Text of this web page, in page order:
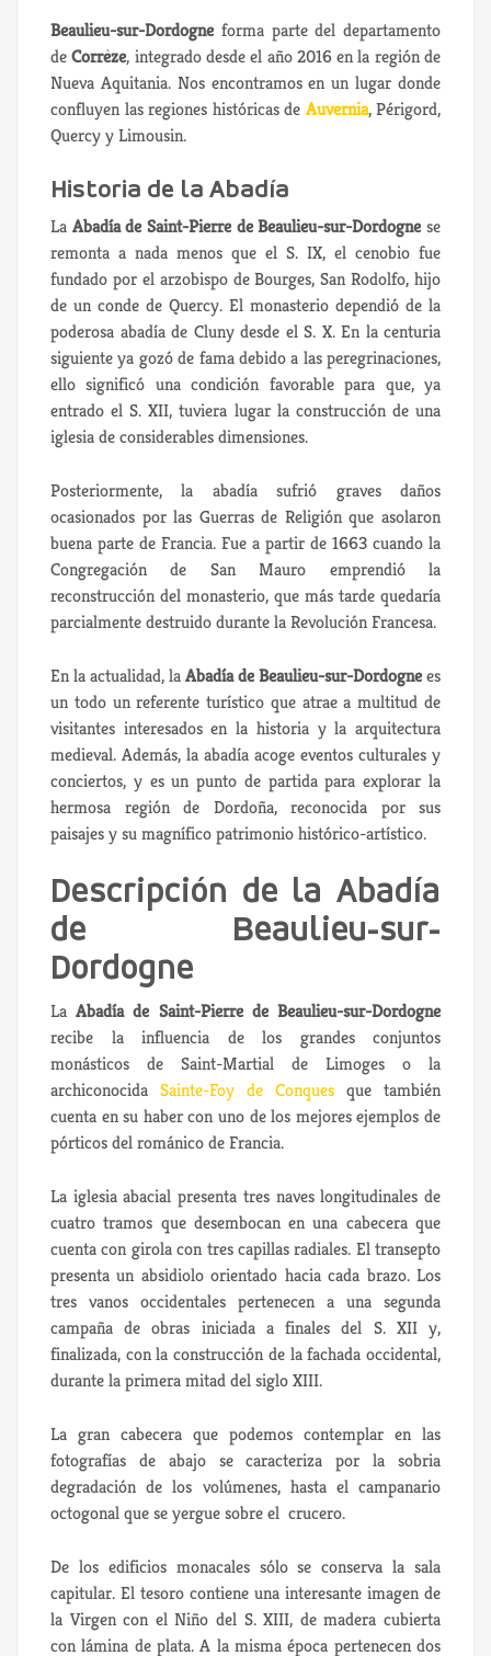
Beaulieu-sur-Dordogne forma parte del departamento
deCorrèze, integrado desde el año 2016 en la región de
Nueva Aquitania. Nos encontramos en un lugar donde
confluyen las regiones históricas de Auvernia, Périgord,
Quercy y Limousin.
Historia de la Abadía
La Abadía de Saint-Pierre de Beaulieu-sur-Dordogne se
remonta a nada menos que el S. IX, el cenobio fue
fundado por el arzobispo de Bourges, San Rodolfo, hijo
de un conde de Quercy. El monasterio dependió de la
poderosa abadía de Cluny desde el S. X. En la centuria
siguiente ya gozó de fama debido a las peregrinaciones,
ello significó una condición favorable para que, ya
entrado el S. XII, tuviera lugar la construcción de una
iglesia de considerables dimensiones.
Posteriormente, la abadía sufrió graves daños
ocasionados por las Guerras de Religión que asolaron
buena parte de Francia. Fue a partir de 1663 cuando la
Congregación de San Mauro emprendió la
reconstrucción del monasterio, que más tarde quedaría
parcialmente destruido durante la Revolución Francesa.
En la actualidad, laAbadía de Beaulieu-sur-Dordognees
un todo un referente turístico que atrae a multitud de
visitantes interesados ​​en la historia y la arquitectura
medieval. Además, la abadía acoge eventos culturales y
conciertos, y es un punto de partida para explorar la
hermosa región de Dordoña, reconocida por sus
paisajes y su magnífico patrimonio histórico-artístico.
Descripción de la Abadía
de Beaulieu-sur-
Dordogne
LaAbadía de Saint-Pierre de Beaulieu-sur-Dordogne
recibe la influencia de los grandes conjuntos
monásticos de Saint-Martial de Limoges o la
archiconocida Sainte-Foy de Conques que también
cuenta en su haber con uno de los mejores ejemplos de
pórticos del románico de Francia.
La iglesia abacial presenta tres naves longitudinales de
cuatro tramos que desembocan en una cabecera que
cuenta con girola con tres capillas radiales. El transepto
presenta un absidiolo orientado hacia cada brazo. Los
tres vanos occidentales pertenecen a una segunda
campaña de obras iniciada a finales del S. XII y,
finalizada, con la construcción de la fachada occidental,
durante la primera mitad del siglo XIII.
La gran cabecera que podemos contemplar en las
fotografías de abajo se caracteriza por la sobria
degradación de los volúmenes, hasta el campanario
octogonal que se yergue sobre el crucero.
De los edificios monacales sólo se conserva la sala
capitular. El tesoro contiene una interesante imagen de
la Virgen con el Niño del S. XIII, de madera cubierta
con lámina de plata. A la misma época pertenecen dos